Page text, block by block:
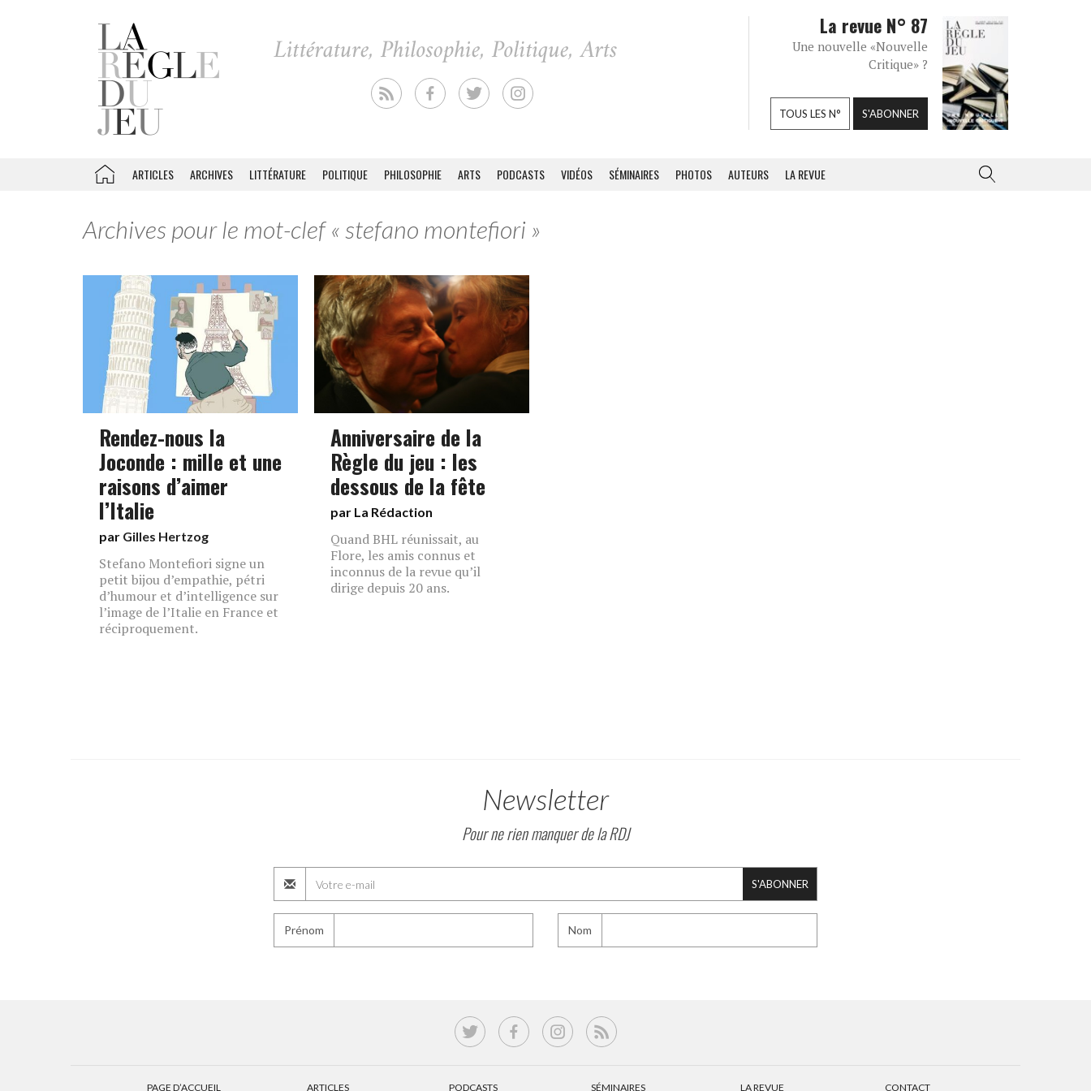
La revue N° 87
Une nouvelle «Nouvelle
Critique» ?
TOUS LES N° S'ABONNER
ARTICLES ARCHIVES LITTÉRATURE POLITIQUE PHILOSOPHIE ARTS PODCASTS VIDÉOS SÉMINAIRES PHOTOS AUTEURS LA REVUE
Archives pour le mot-clef « stefano montefiori »
Rendez-nous la
Joconde : mille et une
raisons d’aimer
l’Italie
par Gilles Hertzog
Stefano Montefiori signe un
petit bijou d’empathie, pétri
d’humour et d’intelligence sur
l’image de l’Italie en France et
réciproquement.
Anniversaire de la
Règle du jeu : les
dessous de la fête
par La Rédaction
Quand BHL réunissait, au
Flore, les amis connus et
inconnus de la revue qu’il
dirige depuis 20 ans.
Newsletter
Pour ne rien manquer de la RDJ
S'ABONNER
Prénom Nom
PAGE D’ACCUEIL ARTICLES PODCASTS SÉMINAIRES LA REVUE CONTACT